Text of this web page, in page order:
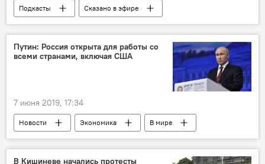
Подкасты
Сказано в эфире
нацизм
ООН
Вторая мировая война
Путин: Россия открыта для работы со
всеми странами, включая США
7 июня 2019, 17:34
Новости Экономика В мире
В Кишиневе начались протесты